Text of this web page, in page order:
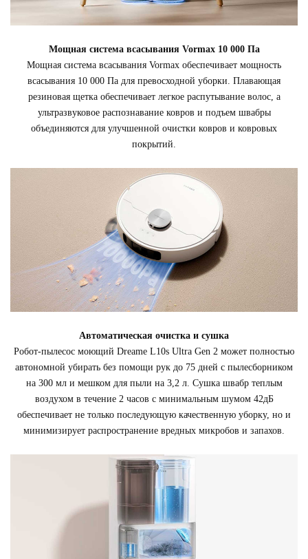
Мощная система всасывания Vormax 10 000 Па
Мощная система всасывания Vormax обеспечивает мощность
всасывания 10 000 Па для превосходной уборки. Плавающая
резиновая щетка обеспечивает легкое распутывание волос, а
ультразвуковое распознавание ковров и подъем швабры
объединяются для улучшенной очистки ковров и ковровых
покрытий.
Автоматическая очистка и сушка
Робот-пылесос моющий Dreame L10s Ultra Gen 2 может полностью
автономной убирать без помощи рук до 75 дней с пылесборником
на 300 мл и мешком для пыли на 3,2 л. Сушка швабр теплым
воздухом в течение 2 часов с минимальным шумом 42дБ
обеспечивает не только последующую качественную уборку, но и
минимизирует распространение вредных микробов и запахов.